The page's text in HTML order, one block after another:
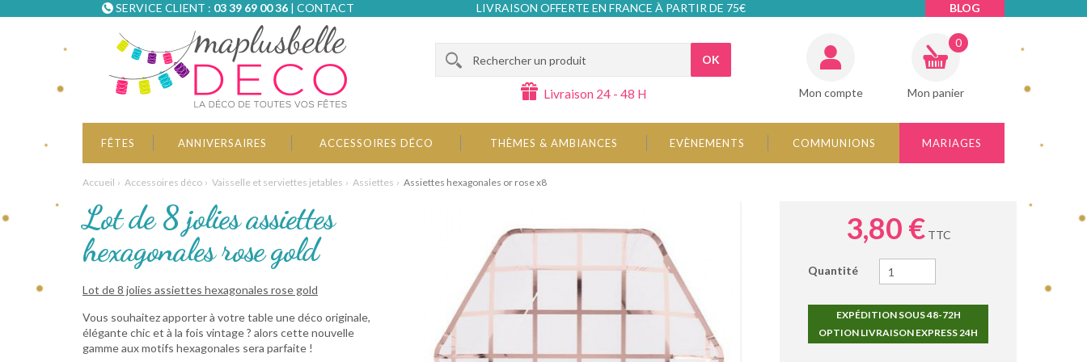
SERVICE CLIENT : 03 39 69 00 36| CONTACT LIVRAISON OFFERTE EN FRANCE À PARTIR DE 75€ BLOG
OK
Livraison 24 - 48 H Mon compte Mon panier
0
FÊTES ANNIVERSAIRES ACCESSOIRES DÉCO THÈMES & AMBIANCES EVÈNEMENTS COMMUNIONS MARIAGES
Accueil Accessoires déco Vaisselle et serviettes jetables Assiettes Assiettes hexagonales or rose x8
Lot de 8 jolies assiettes
hexagonales rose gold
Lot de 8 jolies assiettes hexagonales rose gold
Vous souhaitez apporter à votre table une déco originale,
élégante chic et à la fois vintage ? alors cette nouvelle
gamme aux motifs hexagonales sera parfaite !
3,80 €TTC
Quantité
EXPÉDITION SOUS 48-72H
OPTION LIVRAISON EXPRESS 24H